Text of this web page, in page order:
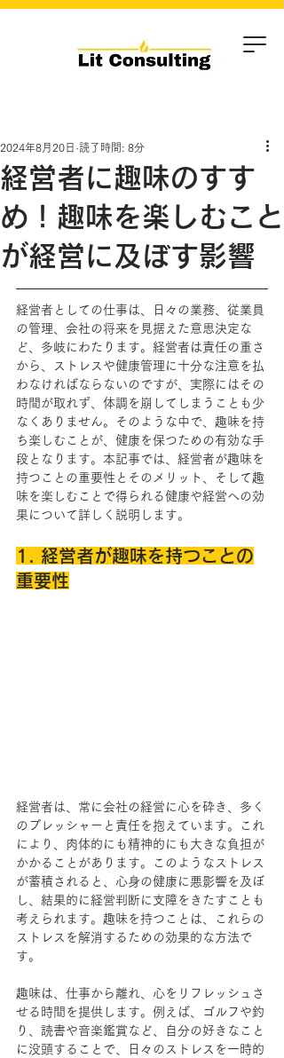
経営者に趣味のすす
め！趣味を楽しむこと
が経営に及ぼす影響
2024年8月20日 読了時間: 8分
経営者としての仕事は、日々の業務、従業員
の管理、会社の将来を見据えた意思決定な
ど、多岐にわたります。経営者は責任の重さ
から、ストレスや健康管理に十分な注意を払
わなければならないのですが、実際にはその
時間が取れず、体調を崩してしまうことも少
なくありません。そのような中で、趣味を持
ち楽しむことが、健康を保つための有効な手
段となります。本記事では、経営者が趣味を
持つことの重要性とそのメリット、そして趣
味を楽しむことで得られる健康や経営への効
果について詳しく説明します。
1. 経営者が趣味を持つことの
重要性
経営者は、常に会社の経営に心を砕き、多く
のプレッシャーと責任を抱えています。これ
により、肉体的にも精神的にも大きな負担が
かかることがあります。このようなストレス
が蓄積されると、心身の健康に悪影響を及ぼ
し、結果的に経営判断に支障をきたすことも
考えられます。趣味を持つことは、これらの
ストレスを解消するための効果的な方法で
す。
趣味は、仕事から離れ、心をリフレッシュさ
せる時間を提供します。例えば、ゴルフや釣
り、読書や音楽鑑賞など、自分の好きなこと
に没頭することで、日々のストレスを一時的